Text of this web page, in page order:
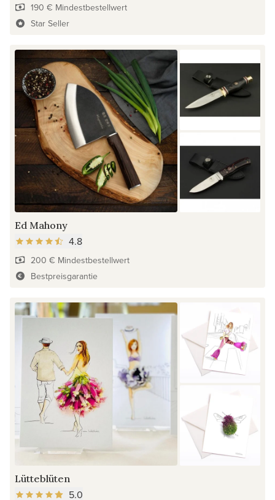
190 € Mindestbestellwert
Star Seller
Ed Mahony
4.8
200 € Mindestbestellwert
Bestpreisgarantie
Lütteblüten
5.0